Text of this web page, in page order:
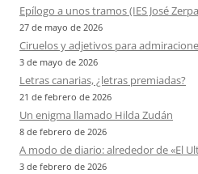
Epílogo a unos tramos (IES José
27 de mayo de 2026
Ciruelos y adjetivos para
3 de mayo de 2026
Letras canarias, ¿letras premiadas?
21 de febrero de 2026
Un enigma llamado Hilda Zudán
8 de febrero de 2026
A modo de diario: alrededor de «El
3 de febrero de 2026